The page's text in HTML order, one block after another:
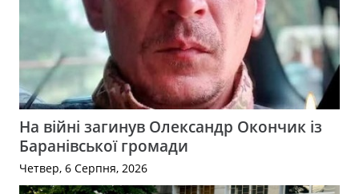
На війні загинув Олександр Окончик із
Баранівської громади
Четвер, 6 Серпня, 2026